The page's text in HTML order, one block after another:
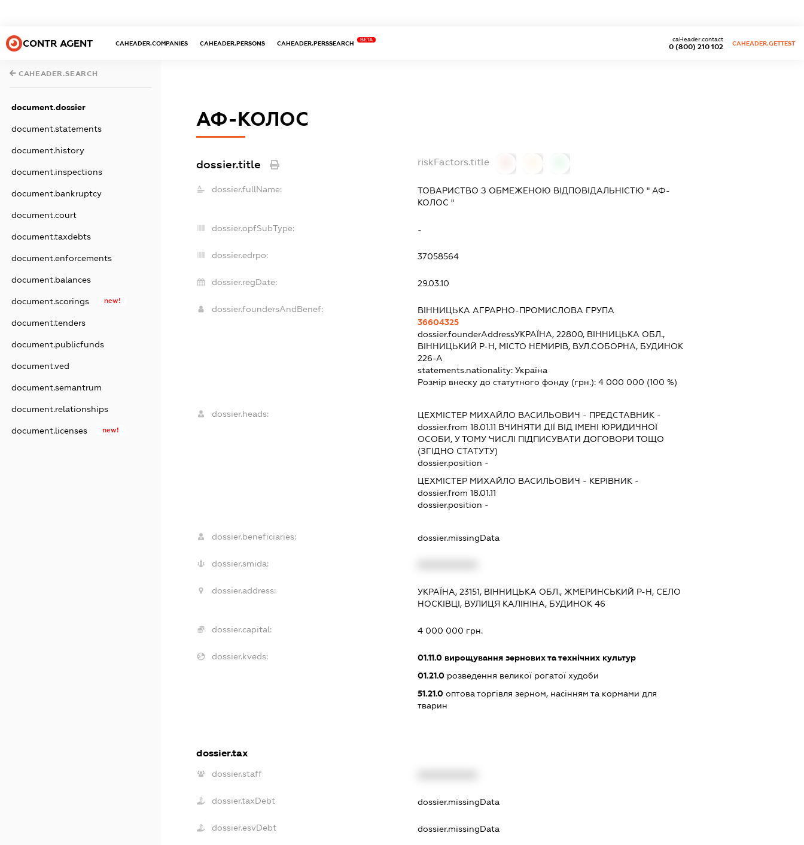
CONTR AGENT CAHEADER.COMPANIES CAHEADER.PERSONS CAHEADER.PERSSEARCH
BETA
0 (800) 210 102
caHeader.contact
CAHEADER.GETTEST
CAHEADER.SEARCH
document.dossier
document.statements
document.history
document.inspections
document.bankruptcy
document.court
document.taxdebts
document.enforcements
document.balances
document.scorings new!
document.tenders
document.publicfunds
document.ved
document.semantrum
document.relationships
document.licenses new!
АФ-КОЛОС
dossier.title riskFactors.title
dossier.fullName:
ТОВАРИСТВО З ОБМЕЖЕНОЮ ВІДПОВІДАЛЬНІСТЮ " АФ-
КОЛОС "
dossier.opfSubType: -
dossier.edrpo: 37058564
dossier.regDate: 29.03.10
dossier.foundersAndBenef:
ВІННИЦЬКА АГРАРНО-ПРОМИСЛОВА ГРУПА
36604325
dossier.founderAddressУКРАЇНА, 22800, ВІННИЦЬКА ОБЛ.,
ВІННИЦЬКИЙ Р-Н, МІСТО НЕМИРІВ, ВУЛ.СОБОРНА, БУДИНОК
226-А
statements.nationality:Україна
Розмір внеску до статутного фонду (грн.):4 000 000 (100 %)
dossier.heads: ЦЕХМІСТЕР МИХАЙЛО ВАСИЛЬОВИЧ - ПРЕДСТАВНИК -
dossier.from 18.01.11 ВЧИНЯТИ ДІЇ ВІД ІМЕНІ ЮРИДИЧНОЇ
ОСОБИ, У ТОМУ ЧИСЛІ ПІДПИСУВАТИ ДОГОВОРИ ТОЩО
(ЗГІДНО СТАТУТУ)
dossier.position -
ЦЕХМІСТЕР МИХАЙЛО ВАСИЛЬОВИЧ - КЕРІВНИК -
dossier.from 18.01.11
dossier.position -
dossier.beneficiaries: dossier.missingData
dossier.smida:
dossier.address:
УКРАЇНА, 23151, ВІННИЦЬКА ОБЛ., ЖМЕРИНСЬКИЙ Р-Н, СЕЛО
НОСКІВЦІ, ВУЛИЦЯ КАЛІНІНА, БУДИНОК 46
dossier.capital: 4 000 000 грн.
dossier.kveds: 01.11.0 вирощування зернових та технічних культур
01.21.0 розведення великої рогатої худоби
51.21.0 оптова торгівля зерном, насінням та кормами для
тварин
dossier.tax
dossier.staff
dossier.taxDebt dossier.missingData
dossier.esvDebt dossier.missingData